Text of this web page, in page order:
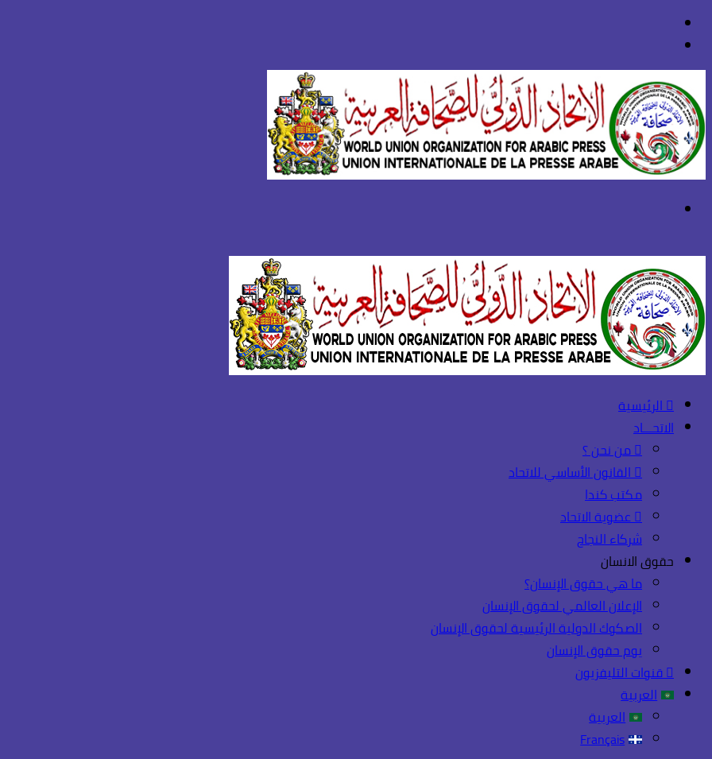
الدخول
الرئيسية
الاتحـــاد
من نحن ؟
القانون الأساسي للاتحاد
مكتب كندا
عضوية الاتحاد
شركاء النجاح
حقوق الانسان
ما هي حقوق الإنسان؟
الإعلان العالمي لحقوق الإنسان
الصكوك الدولية الرئيسية لحقوق الإنسان
يوم حقوق الإنسان
قنوات التليفزيون
العربية
العربية
Français